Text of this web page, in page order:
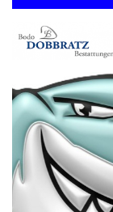
Handball-
UNSERE
Training & Termine
DIENSTE (SR/KG/
Die SpecialHaie